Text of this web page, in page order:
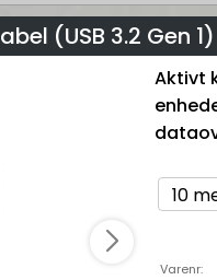
(USB 3.2 Gen 1)
Aktivt
Varenr: